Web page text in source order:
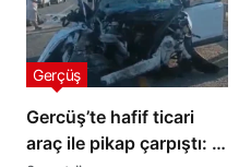
Gercüş’te hafif ticari
araç ile pikap çarpıştı: 7
Gerçüş